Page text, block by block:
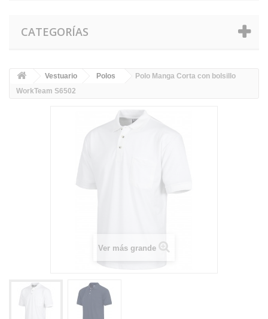
CATEGORÍAS
Vestuario Polos
Polo Manga Corta con bolsillo
WorkTeam S6502
Ver más grande